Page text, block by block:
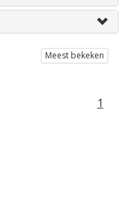
Meest bekeken
1